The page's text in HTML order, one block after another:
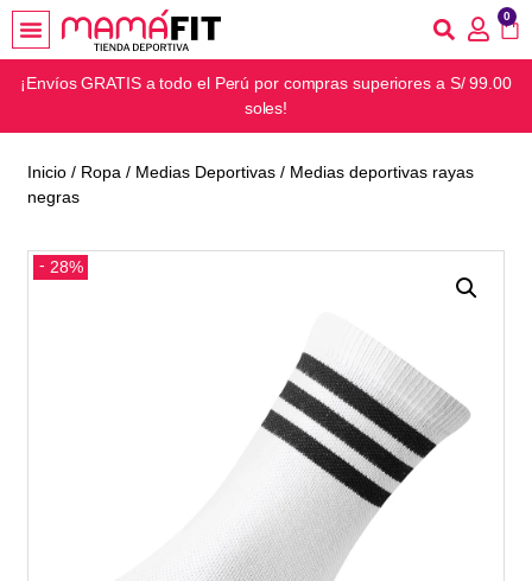
0
¡Envíos GRATIS a todo el Perú por compras superiores a S/ 99.00
soles!
Inicio / Ropa / Medias Deportivas / Medias deportivas rayas
negras
28%